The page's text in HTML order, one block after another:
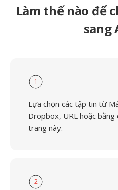
Làm thế nào để
sang
1
Lựa chọn các tập tin từ
Dropbox, URL hoặc
trang này.
2